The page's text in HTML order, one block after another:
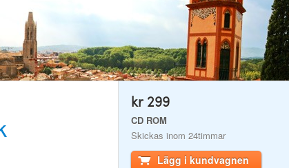
kr 299
CD ROM
Skickas inom 24timmar
Lägg i kundvagnen